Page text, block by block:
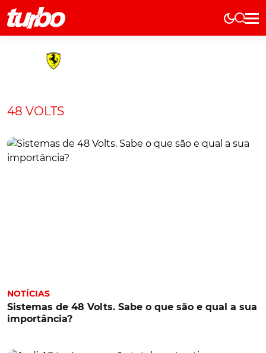
Elétricos
Comerciais
Curiosidades
48 VOLTS
NOTÍCIAS
Sistemas de 48 Volts. Sabe o que são e qual a sua
importância?